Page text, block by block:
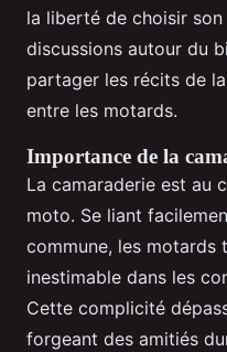
la liberté de choisir
discussions autour du
partager les récits de
entre les motards.
Importance de la
La camaraderie est au
moto. Se liant
commune, les motards
inestimable dans les
Cette complicité
forgeant des amitiés